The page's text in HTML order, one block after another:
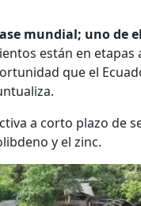
mundial; uno de
están en etapas
que el
a corto plazo de
y el zinc.